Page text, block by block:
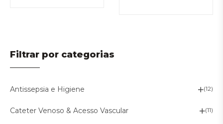
Filtrar por categorias
Antissepsia e Higiene (12)
Cateter Venoso & Acesso Vascular (11)